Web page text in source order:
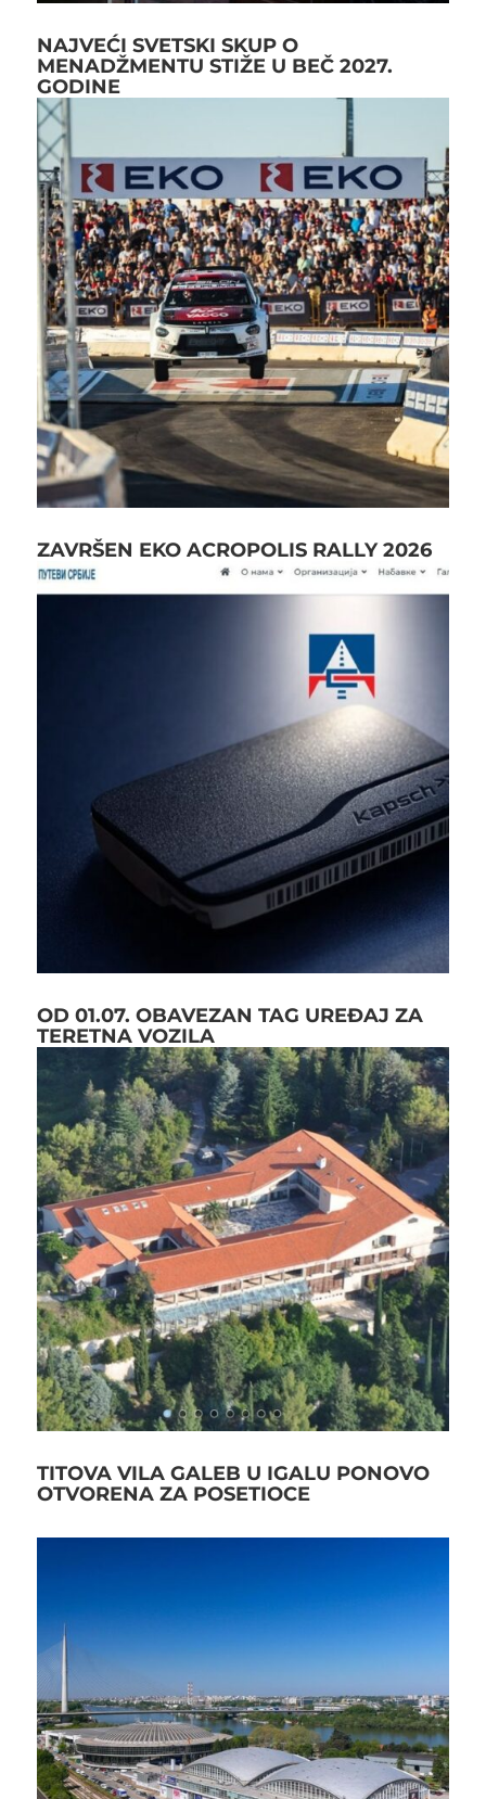
NAJVEĆI SVETSKI SKUP O
MENADŽMENTU STIŽE U BEČ 2027.
GODINE
ZAVRŠEN EKO ACROPOLIS RALLY 2026
OD 01.07. OBAVEZAN TAG UREĐAJ ZA
TERETNA VOZILA
TITOVA VILA GALEB U IGALU PONOVO
OTVORENA ZA POSETIOCE